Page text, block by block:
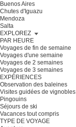
Buenos Aires
Chutes d'Iguazu
Mendoza
Salta
EXPLOREZ
PAR HEURE
Voyages de fin de semaine
Voyages d'une semaine
Voyages de 2 semaines
Voyages de 3 semaines
EXPÉRIENCES
Observation des baleines
Visites guidées de vignobles
Pingouins
Séjours de ski
Vacances tout compris
TYPE DE VOYAGE